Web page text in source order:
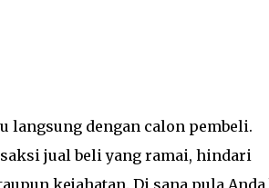
langsung dengan calon pembeli.
jual beli yang ramai, hindari